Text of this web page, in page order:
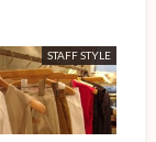
STAFF STYLE